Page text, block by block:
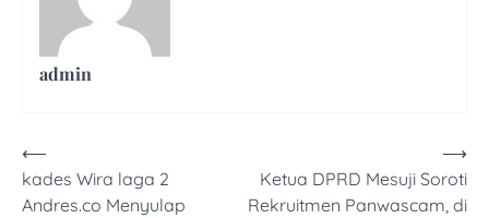
admin
Navigasi
pos
⟵
kades Wira laga 2
Andres.co Menyulap
Ketua DPRD Mesuji Soroti
Rekruitmen Panwascam, di
⟶